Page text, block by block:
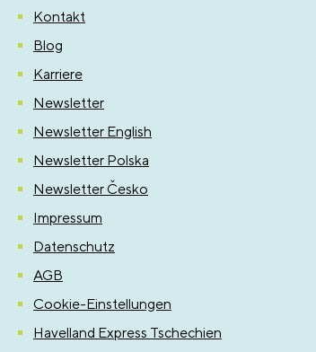
Kontakt
Blog
Karriere
Newsletter
Newsletter English
Newsletter Polska
Newsletter Česko
Impressum
Datenschutz
AGB
Cookie-Einstellungen
Havelland Express Tschechien